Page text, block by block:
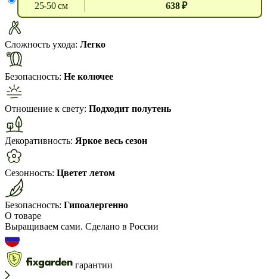
25-50 см
638 ₽
Сложность ухода: Легко
Безопасность: Не колючее
Отношение к свету: Подходит полутень
Декоративность: Яркое весь сезон
Сезонность: Цветет летом
Безопасность: Гипоалергенно
О товаре
Выращиваем сами. Сделано в России
гарантии